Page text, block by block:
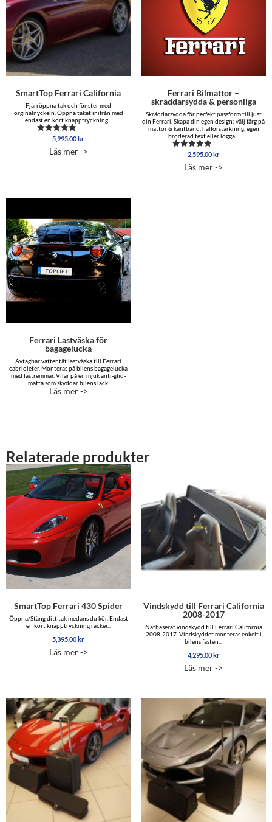
SmartTop Ferrari California
Fjärröppna tak och fönster med
orginalnyckeln. Öppna taket inifrån med
endast en kort knapptryckning...
Betygsatt
av 5
5,995.00 kr
Läs mer ->
Ferrari Bilmattor –
skräddarsydda & personliga
Skräddarsydda för perfekt passform till just
din Ferrari. Skapa din egen design; välj färg på
mattor & kantband, hälförstärkning, egen
broderad text eller logga...
Betygsatt
av 5
2,595.00 kr
Läs mer ->
Ferrari Lastväska för
bagagelucka
Avtagbar vattentät lastväska till Ferrari
cabrioleter. Monteras på bilens bagagelucka
med fästremmar. Vilar på en mjuk anti-glid-
matta som skyddar bilens lack.
Läs mer ->
Relaterade produkter
SmartTop Ferrari 430 Spider
Öppna/Stäng ditt tak medans du kör. Endast
en kort knapptryckning räcker...
5,395.00kr
Läs mer ->
Vindskydd till Ferrari California
2008-2017
Nätbaserat vindskydd till Ferrari California
2008-2017. Vindskyddet monteras enkelt i
bilens fästen...
4,295.00kr
Läs mer ->